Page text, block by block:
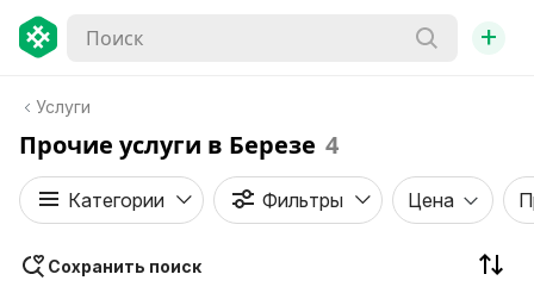
+
Услуги
Прочие услуги в Березе 4
Категории Фильтры Цена
Сохранить поиск